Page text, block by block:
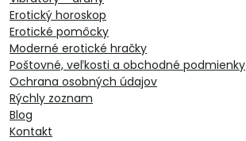
Erotický horoskop
Erotické pomôcky
Moderné erotické hračky
Poštovné, veľkosti a obchodné podmienky
Ochrana osobných údajov
Rýchly zoznam
Blog
Kontakt